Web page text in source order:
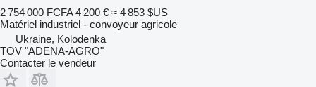
2 754 000 FCFA 4 200 € ≈ 4 853 $US
Matériel industriel - convoyeur agricole
Ukraine, Kolodenka
TOV "ADENA-AGRO"
Contacter le vendeur